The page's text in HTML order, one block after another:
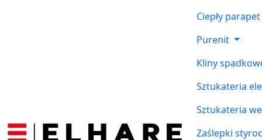
Ciepły parapet
Purenit
Kliny
Sztukateria
Sztukateria
Zaślepki